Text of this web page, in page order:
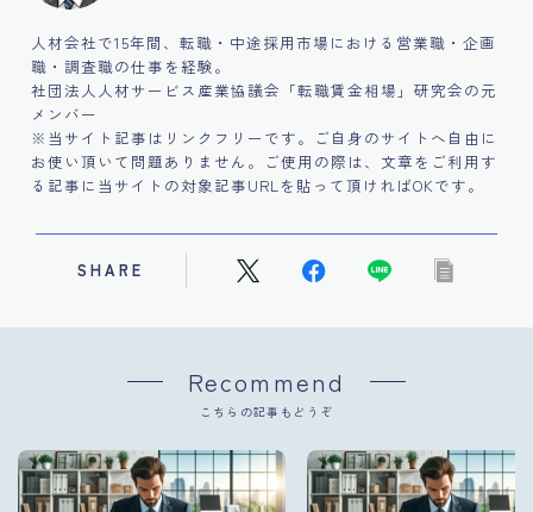
人材会社で15年間、転職・中途採用市場における営業職・企画
職・調査職の仕事を経験。
社団法人人材サービス産業協議会「転職賃金相場」研究会の元
メンバー
※当サイト記事はリンクフリーです。ご自身のサイトへ自由に
お使い頂いて問題ありません。ご使用の際は、文章をご利用す
る記事に当サイトの対象記事URLを貼って頂ければOKです。
SHARE
Recommend
こちらの記事もどうぞ